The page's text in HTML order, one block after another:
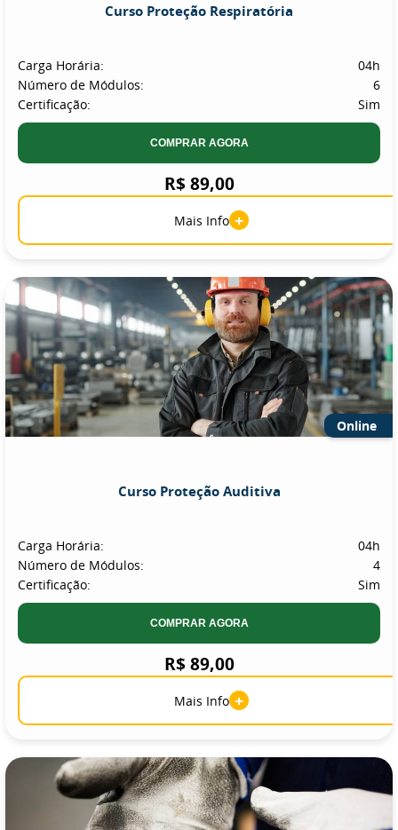
Curso Proteção Respiratória
Carga Horária:
04h
Número de Módulos:
6
Certificação:
Sim
COMPRAR AGORA
R$ 89,00
Mais Info +
Online
Curso Proteção Auditiva
Carga Horária:
04h
Número de Módulos:
4
Certificação:
Sim
COMPRAR AGORA
R$ 89,00
Mais Info +